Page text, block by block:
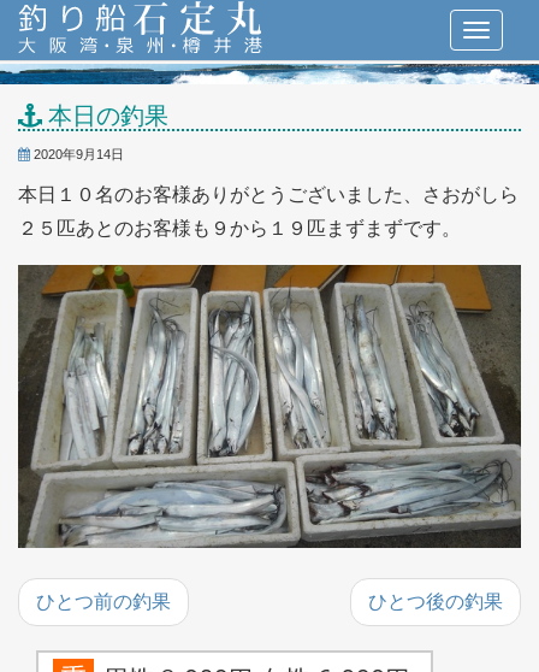
本日の釣果
2020年9月14日
本日１０名のお客様ありがとうございました、さおがしら
２５匹あとのお客様も９から１９匹まずまずです。
ひとつ前の釣果 ひとつ後の釣果